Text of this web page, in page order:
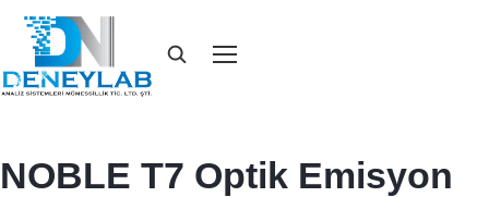
NOBLE T7 Optik Emisyon